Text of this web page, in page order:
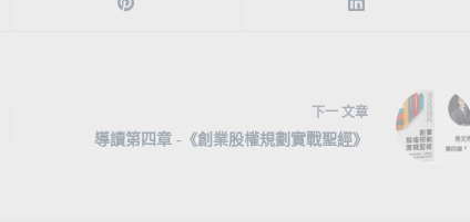
下一 文章
導讀第四章 -《創業股權規劃實戰聖經》